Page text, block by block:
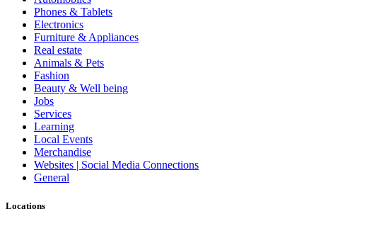
Phones & Tablets
Electronics
Furniture & Appliances
Real estate
Animals & Pets
Fashion
Beauty & Well being
Jobs
Services
Learning
Local Events
Merchandise
Websites | Social Media Connections
General
Locations